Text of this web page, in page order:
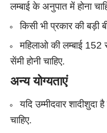
लम्बाई के अनुपात में होना
किसी भी प्रकार की बड़ी
महिलाओ की लम्बाई 152
सेंमी होनी चाहिए.
अन्य योग्यताएं
यदि उम्मीदवार शादीशुदा
चाहिए.